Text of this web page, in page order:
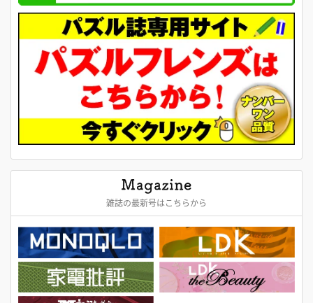
雑誌の最新号はこちらから